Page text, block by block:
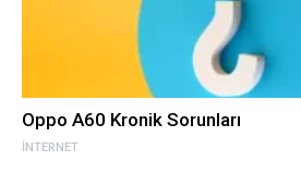
İNTERNET
Oppo A60 Kronik Sorunları